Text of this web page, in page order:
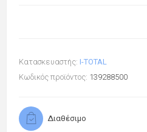
Κατασκευαστής: I-TOTAL
Κωδικός προϊόντος: 139288500
Διαθέσιμο